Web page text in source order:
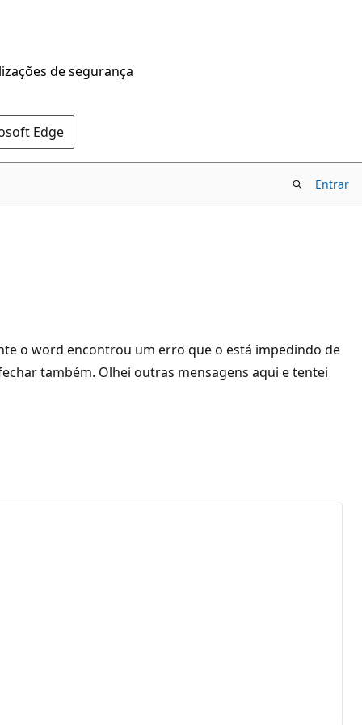
de segurança
Edge
Entrar
o word encontrou um erro que o está impedindo de
também. Olhei outras mensagens aqui e tentei